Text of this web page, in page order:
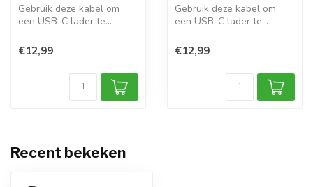
Gebruik deze kabel om
een USB-C lader te
€12,99
Gebruik deze kabel om
een USB-C lader te
€12,99
Recent bekeken